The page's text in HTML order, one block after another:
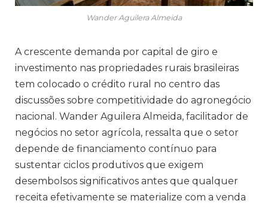
Wander Aguilera Almeida
A crescente demanda por capital de giro e
investimento nas propriedades rurais brasileiras
tem colocado o crédito rural no centro das
discussões sobre competitividade do agronegócio
nacional. Wander Aguilera Almeida, facilitador de
negócios no setor agrícola, ressalta que o setor
depende de financiamento contínuo para
sustentar ciclos produtivos que exigem
desembolsos significativos antes que qualquer
receita efetivamente se materialize com a venda